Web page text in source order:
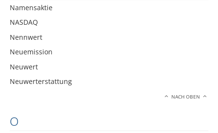
Namensaktie
NASDAQ
Nennwert
Neuemission
Neuwert
Neuwerterstattung
NACH OBEN
O